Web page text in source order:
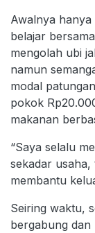
Awalnya
belajar
mengolah ubi
namun
modal
pokok
makanan
“Saya selalu
sekadar
membantu
Seiring waktu,
bergabung dan